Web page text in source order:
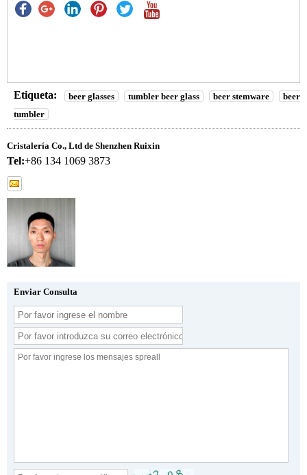
Etiqueta: beer glasses tumbler beer glass beer stemware
beer
tumbler
Cristalería Co., Ltd de Shenzhen Ruixin
Tel:+86 134 1069 3873
Enviar Consulta